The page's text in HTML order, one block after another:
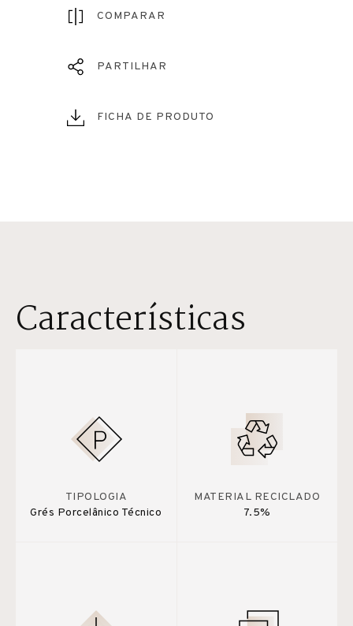
COMPARAR
PARTILHAR
FICHA DE PRODUTO
Características
TIPOLOGIA
Grés Porcelânico Técnico
MATERIAL RECICLADO
7.5%